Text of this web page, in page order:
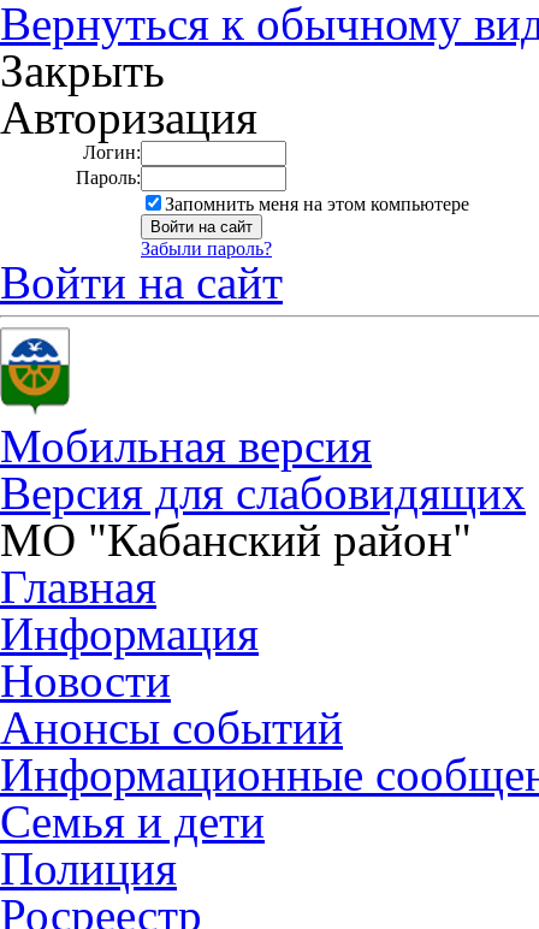
Вернуться к обычному
Закрыть
Авторизация
Логин:
Пароль:
Запомнить меня на этом компьютере
Забыли пароль?
Войти на сайт
Мобильная версия
Версия для слабовидящих
МО "Кабанский район"
Главная
Информация
Новости
Анонсы событий
Информационные
Семья и дети
Полиция
Росреестр